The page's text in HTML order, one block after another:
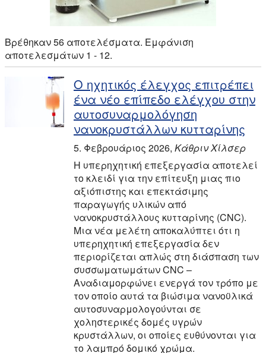
Βρέθηκαν 56 αποτελέσματα. Εμφάνιση
αποτελεσμάτων 1 - 12.
Ο ηχητικός έλεγχος επιτρέπει
ένα νέο επίπεδο ελέγχου στην
αυτοσυναρμολόγηση
νανοκρυστάλλων κυτταρίνης
5. Φεβρουάριος 2026, Κάθριν Χίλσερ
Η υπερηχητική επεξεργασία αποτελεί
το κλειδί για την επίτευξη μιας πιο
αξιόπιστης και επεκτάσιμης
παραγωγής υλικών από
νανοκρυστάλλους κυτταρίνης (CNC).
Μια νέα μελέτη αποκαλύπτει ότι η
υπερηχητική επεξεργασία δεν
περιορίζεται απλώς στη διάσπαση των
συσσωματωμάτων CNC –
Αναδιαμορφώνει ενεργά τον τρόπο με
τον οποίο αυτά τα βιώσιμα νανοϋλικά
αυτοσυναρμολογούνται σε
χοληστερικές δομές υγρών
κρυστάλλων, οι οποίες ευθύνονται για
το λαμπρό δομικό χρώμα.